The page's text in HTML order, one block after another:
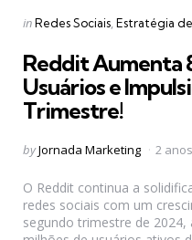
Categories
Posted
inRedes Sociais Estratégia
Reddit Aumenta
Usuários e
Trimestre!
Posted
byJornada Marketing 2
O Reddit continua a
redes sociais com um
segundo trimestre de